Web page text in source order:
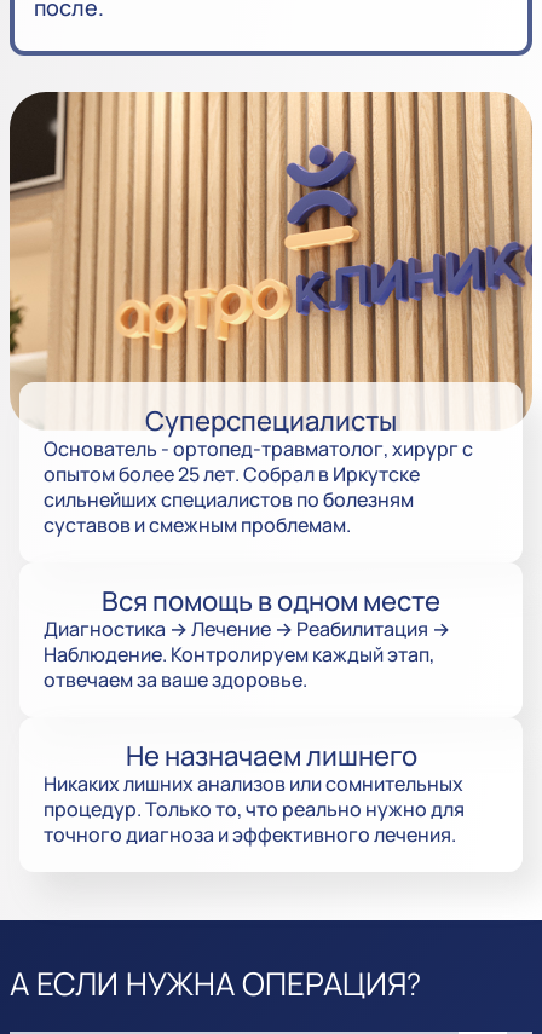
после.
Суперспециалисты
Основатель - ортопед-травматолог, хирург с
опытом более 25 лет. Собрал в Иркутске
сильнейших специалистов по болезням
суставов и смежным проблемам.
Вся помощь в одном месте
Диагностика → Лечение → Реабилитация →
Наблюдение. Контролируем каждый этап,
отвечаем за ваше здоровье.
Не назначаем лишнего
Никаких лишних анализов или сомнительных
процедур. Только то, что реально нужно для
точного диагноза и эффективного лечения.
А ЕСЛИ НУЖНА ОПЕРАЦИЯ?